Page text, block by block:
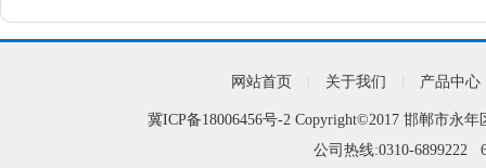
网站首页 关于我们 产品中心
冀ICP备18006456号-2 Copyright©2017 邯郸市永年
公司热线:0310-6899222